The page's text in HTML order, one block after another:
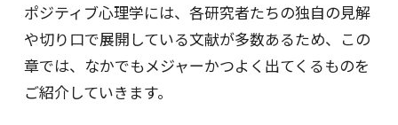
ポジティブ心理学には、各研究者たちの独自の見解
や切り口で展開している文献が多数あるため、この
章では、なかでもメジャーかつよく出てくるものを
ご紹介していきます。